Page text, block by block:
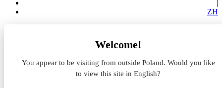
|
ZH
Welcome!
You appear to be visiting from outside Poland. Would you like
to view this site in English?
Chylonia
Chylonia Business Park